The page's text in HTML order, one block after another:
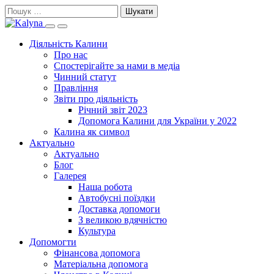
Skip
to
content
Пошук:
Search
this
site
Primary
Menu
Діяльність Калини
Про нас
Спостерігайте за нами в медіа
Чинний статут
Правління
Звіти про діяльність
Річний звіт 2023
Допомога Калини для України у 2022
Калина як символ
Актуально
Актуально
Блог
Галерея
Наша робота
Автобусні поїздки
Доставка допомоги
З великою вдячністю
Культура
Допомогти
Фінансова допомога
Матеріальна допомога